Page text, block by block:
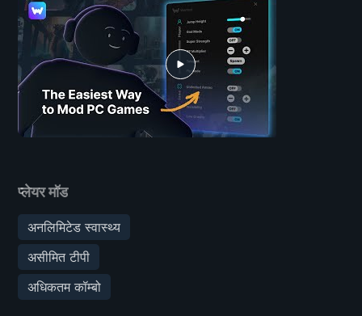
प्लेयर मॉड
अनलिमिटेड स्वास्थ्य
असीमित टीपी
अधिकतम कॉम्बो